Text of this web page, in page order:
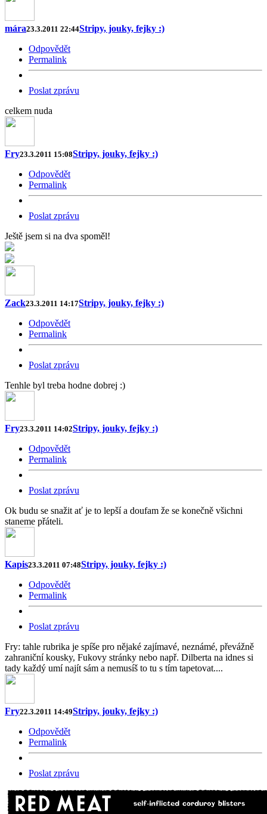
mára23.3.2011 22:44Stripy, jouky, fejky :)
Odpovědět
Permalink
Poslat zprávu
celkem nuda
Fry23.3.2011 15:08Stripy, jouky, fejky :)
Odpovědět
Permalink
Poslat zprávu
Ještě jsem si na dva spoměl!
Zack23.3.2011 14:17Stripy, jouky, fejky :)
Odpovědět
Permalink
Poslat zprávu
Tenhle byl treba hodne dobrej :)
Fry23.3.2011 14:02Stripy, jouky, fejky :)
Odpovědět
Permalink
Poslat zprávu
Ok budu se snažit ať je to lepší a doufam že se konečně všichni
staneme přáteli.
Kapis23.3.2011 07:48Stripy, jouky, fejky :)
Odpovědět
Permalink
Poslat zprávu
Fry: tahle rubrika je spíše pro nějaké zajímavé, neznámé, převážně
zahraniční kousky, Fukovy stránky nebo např. Dilberta na idnes si
tady každý umí najít sám a nemusíš to tu s tím tapetovat....
Fry22.3.2011 14:49Stripy, jouky, fejky :)
Odpovědět
Permalink
Poslat zprávu